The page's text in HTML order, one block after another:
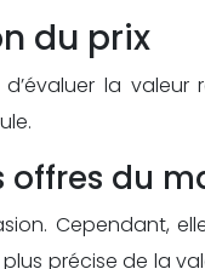
du prix
la
du
Cependant,
précise de la